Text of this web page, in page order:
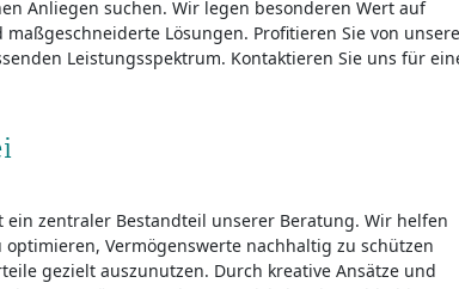
Anliegen suchen. Wir legen besonderen Wert auf
Lösungen. Profitieren Sie von
Leistungsspektrum. Kontaktieren Sie uns für
zentraler Bestandteil unserer Beratung. Wir helfen
Vermögenswerte nachhaltig zu schützen
gezielt auszunutzen. Durch kreative Ansätze und